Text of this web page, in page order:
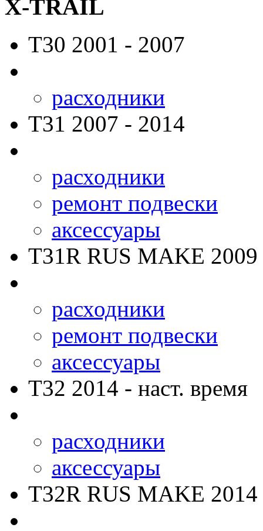
X-TRAIL
T30 2001 - 2007
расходники
T31 2007 - 2014
расходники
ремонт подвески
аксессуары
T31R RUS MAKE 2009
расходники
ремонт подвески
аксессуары
T32 2014 - наст. время
расходники
аксессуары
T32R RUS MAKE 2014